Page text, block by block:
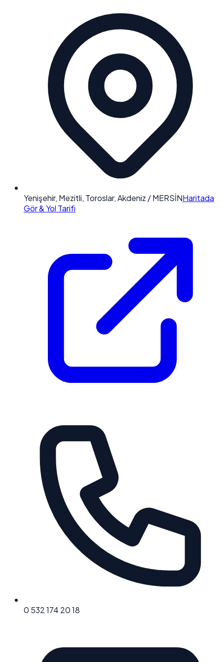
Yenişehir, Mezitli, Toroslar, Akdeniz / MERSİNHaritada
Gör & Yol Tarifi
0 532 174 20 18